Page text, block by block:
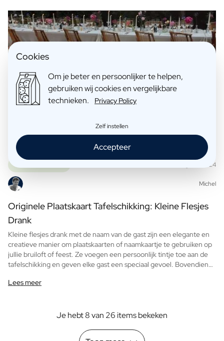
Cadeaumomenten Aug, 28, 2024
Michel
Originele Plaatskaart Tafelschikking: Kleine Flesjes
Drank
Kleine flesjes drank met de naam van de gast zijn een elegante en
creatieve manier om plaatskaarten of naamkaartje te gebruiken op
jullie bruiloft of feest. Ze voegen een persoonlijk tintje toe aan de
tafelschikking en geven elke gast een speciaal gevoel. Bovendien
Lees meer
Je hebt 8 van 26 items bekeken
Cookies
Om je beter en persoonlijker te helpen,
gebruiken wij cookies en vergelijkbare
technieken.
Privacy Policy
Zelf instellen
Accepteer